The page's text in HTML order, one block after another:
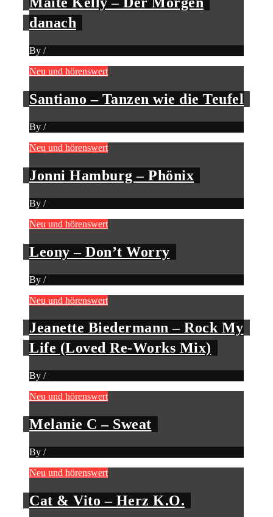
danach
By /
Neu und hörenswert
Santiano – Tanzen wie die Teufel
By /
Neu und hörenswert
Jonni Hamburg – Phönix
By /
Neu und hörenswert
Leony – Don’t Worry
By /
Neu und hörenswert
Jeanette Biedermann – Rock My
Life (Loved Re-Works Mix)
By /
Neu und hörenswert
Melanie C – Sweat
By /
Neu und hörenswert
Cat & Vito – Herz K.O.